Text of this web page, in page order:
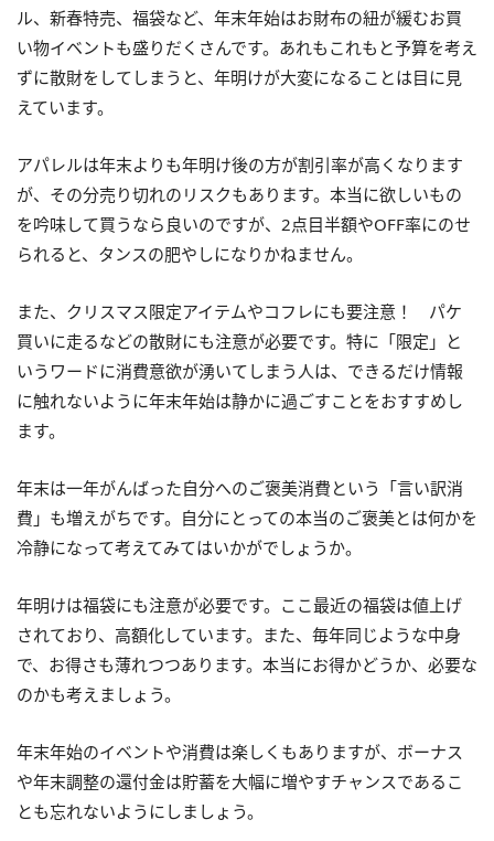
ル、新春特売、福袋など、年末年始はお財布の紐が緩むお買
い物イベントも盛りだくさんです。あれもこれもと予算を考え
ずに散財をしてしまうと、年明けが大変になることは目に見
えています。
アパレルは年末よりも年明け後の方が割引率が高くなります
が、その分売り切れのリスクもあります。本当に欲しいもの
を吟味して買うなら良いのですが、2点目半額やOFF率にのせ
られると、タンスの肥やしになりかねません。
また、クリスマス限定アイテムやコフレにも要注意！ パケ
買いに走るなどの散財にも注意が必要です。特に「限定」と
いうワードに消費意欲が湧いてしまう人は、できるだけ情報
に触れないように年末年始は静かに過ごすことをおすすめし
ます。
年末は一年がんばった自分へのご褒美消費という「言い訳消
費」も増えがちです。自分にとっての本当のご褒美とは何かを
冷静になって考えてみてはいかがでしょうか。
年明けは福袋にも注意が必要です。ここ最近の福袋は値上げ
されており、高額化しています。また、毎年同じような中身
で、お得さも薄れつつあります。本当にお得かどうか、必要な
のかも考えましょう。
年末年始のイベントや消費は楽しくもありますが、ボーナス
や年末調整の還付金は貯蓄を大幅に増やすチャンスであるこ
とも忘れないようにしましょう。